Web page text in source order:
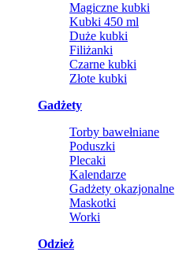
Magiczne kubki
Kubki 450 ml
Duże kubki
Filiżanki
Czarne kubki
Złote kubki
Gadżety
Torby bawełniane
Poduszki
Plecaki
Kalendarze
Gadżety okazjonalne
Maskotki
Worki
Odzież